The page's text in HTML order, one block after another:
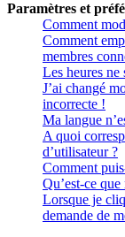
Paramètres et
Comment
Comment
membres
Les heures ne
J’ai changé
incorrecte !
Ma langue
A quoi
d’utilisateur ?
Comment
Qu’est-ce
Lorsque je
demande de